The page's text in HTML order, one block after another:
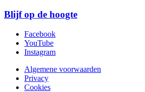
Blijf op de hoogte
Facebook
YouTube
Instagram
Algemene voorwaarden
Privacy
Cookies